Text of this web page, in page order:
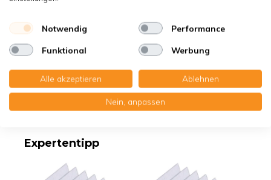
Eigenschaften
Produktbeschreibung
Erstklassige Qualität - Made in Germany
Expertentipp
Notwendig Performance
Funktional Werbung
Alle akzeptieren Ablehnen
Nein, anpassen